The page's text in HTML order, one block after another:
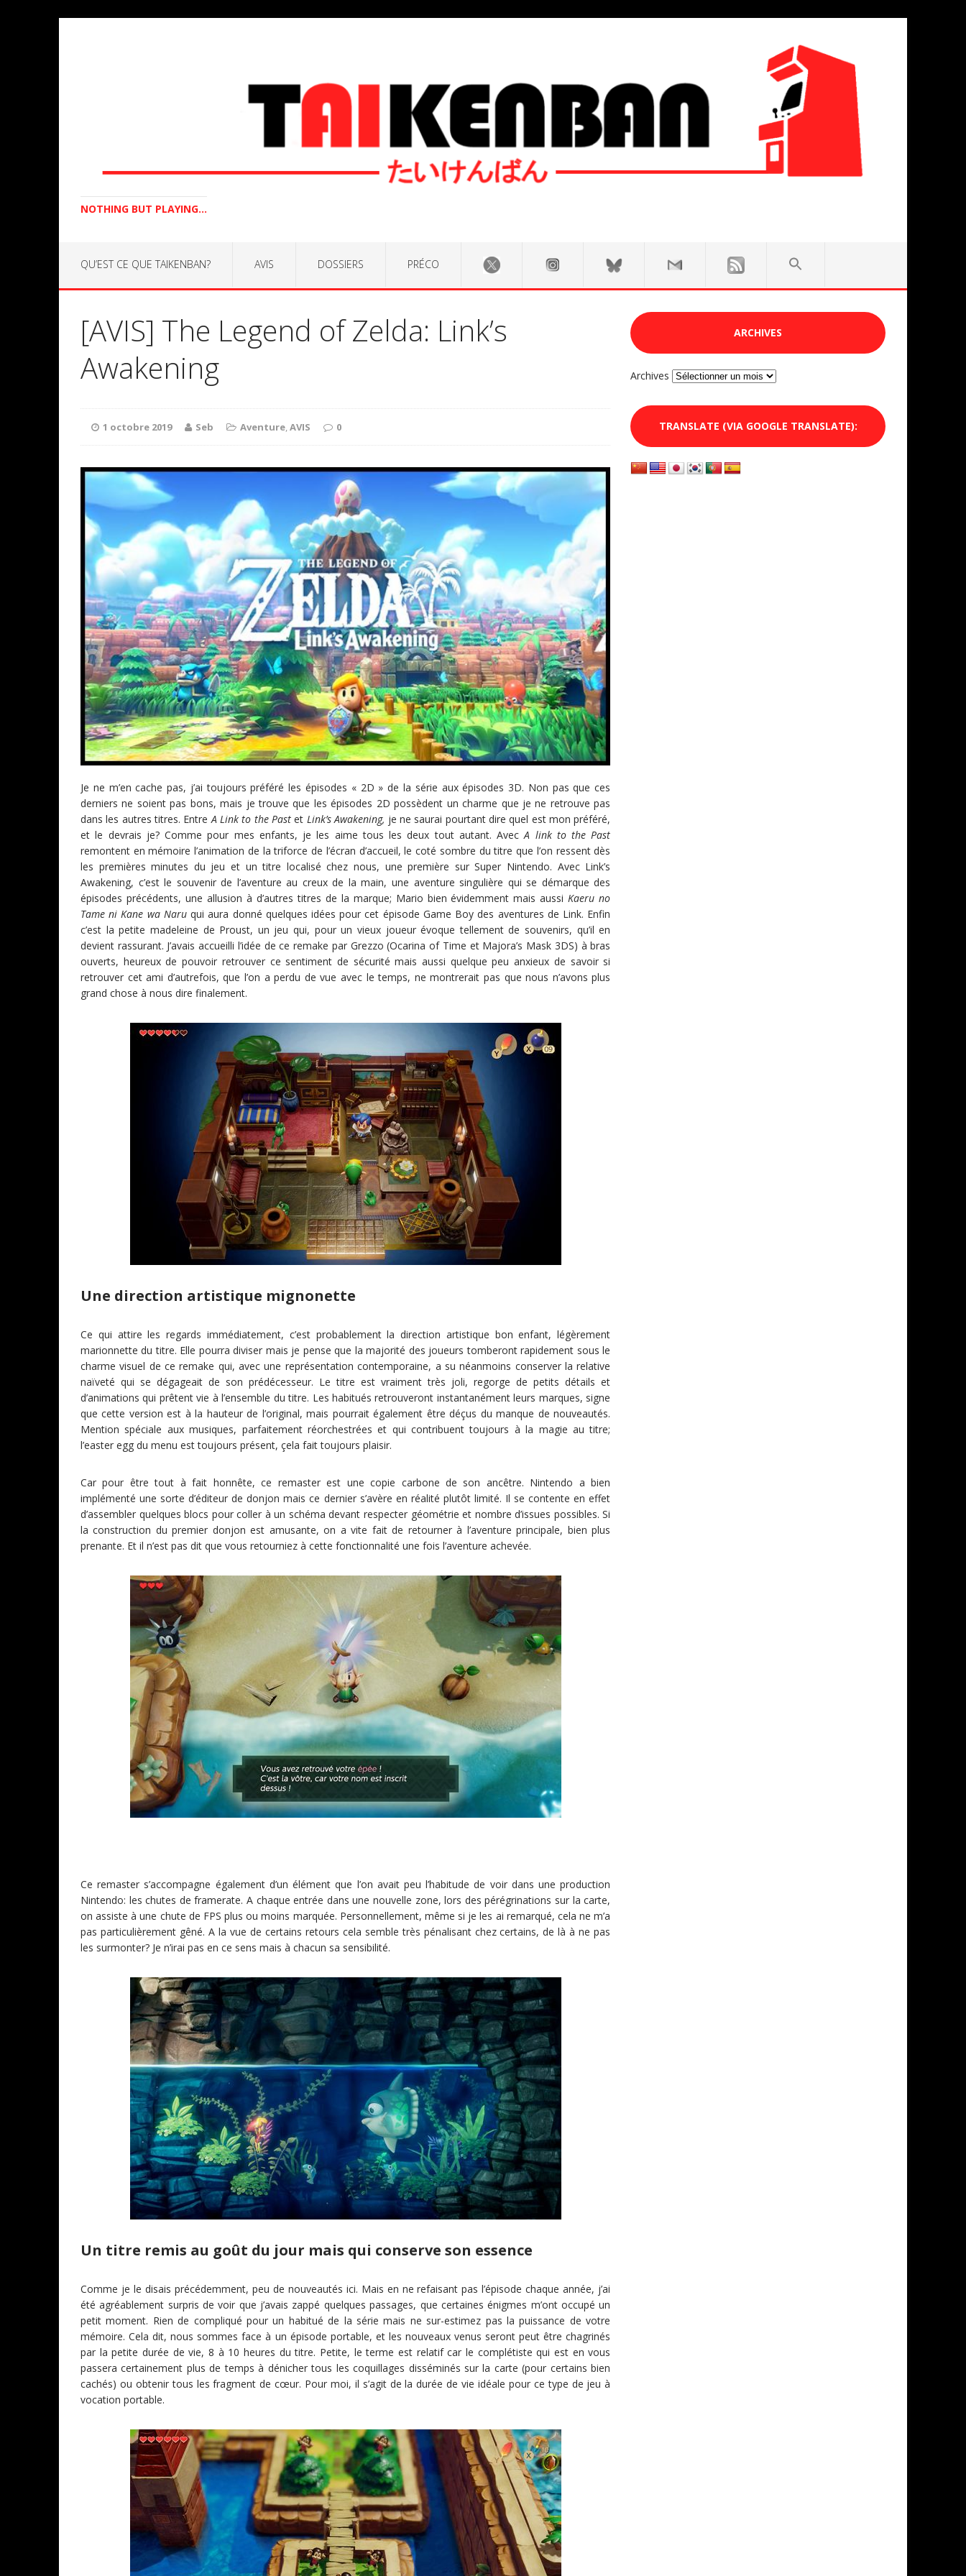
NOTHING BUT PLAYING...
QU’EST CE QUE TAIKENBAN? AVIS DOSSIERS PRÉCO
[AVIS] The Legend of Zelda: Link’s
Awakening
1 octobre 2019 Seb Aventure,AVIS 0
Je ne m’en cache pas, j’ai toujours préféré les épisodes « 2D » de la série aux épisodes 3D. Non pas que ces
derniers ne soient pas bons, mais je trouve que les épisodes 2D possèdent un charme que je ne retrouve pas
dans les autres titres. EntreA Link to the Past et Link’s Awakening, je ne saurai pourtant dire quel est mon préféré,
et le devrais je? Comme pour mes enfants, je les aime tous les deux tout autant. AvecA link to the Past
remontent en mémoire l’animation de la triforce de l’écran d’accueil, le coté sombre du titre que l’on ressent dès
les premières minutes du jeu et un titre localisé chez nous, une première sur Super Nintendo. Avec Link’s
Awakening, c’est le souvenir de l’aventure au creux de la main, une aventure singulière qui se démarque des
épisodes précédents, une allusion à d’autres titres de la marque; Mario bien évidemment mais aussiKaeru no
Tame ni Kane wa Naruqui aura donné quelques idées pour cet épisode Game Boy des aventures de Link. Enfin
c’est la petite madeleine de Proust, un jeu qui, pour un vieux joueur évoque tellement de souvenirs, qu’il en
devient rassurant. J’avais accueilli l’idée de ce remake par Grezzo (Ocarina of Time et Majora’s Mask 3DS) à bras
ouverts, heureux de pouvoir retrouver ce sentiment de sécurité mais aussi quelque peu anxieux de savoir si
retrouver cet ami d’autrefois, que l’on a perdu de vue avec le temps, ne montrerait pas que nous n’avons plus
grand chose à nous dire finalement.
Une direction artistique mignonette
Ce qui attire les regards immédiatement, c’est probablement la direction artistique bon enfant, légèrement
marionnette du titre. Elle pourra diviser mais je pense que la majorité des joueurs tomberont rapidement sous le
charme visuel de ce remake qui, avec une représentation contemporaine, a su néanmoins conserver la relative
naïveté qui se dégageait de son prédécesseur. Le titre est vraiment très joli, regorge de petits détails et
d’animations qui prêtent vie à l’ensemble du titre. Les habitués retrouveront instantanément leurs marques, signe
que cette version est à la hauteur de l’original, mais pourrait également être déçus du manque de nouveautés.
Mention spéciale aux musiques, parfaitement réorchestrées et qui contribuent toujours à la magie au titre;
l’easter egg du menu est toujours présent, çela fait toujours plaisir.
Car pour être tout à fait honnête, ce remaster est une copie carbone de son ancêtre. Nintendo a bien
implémenté une sorte d’éditeur de donjon mais ce dernier s’avère en réalité plutôt limité. Il se contente en effet
d’assembler quelques blocs pour coller à un schéma devant respecter géométrie et nombre d’issues possibles. Si
la construction du premier donjon est amusante, on a vite fait de retourner à l’aventure principale, bien plus
prenante. Et il n’est pas dit que vous retourniez à cette fonctionnalité une fois l’aventure achevée.
Ce remaster s’accompagne également d’un élément que l’on avait peu l’habitude de voir dans une production
Nintendo: les chutes de framerate. A chaque entrée dans une nouvelle zone, lors des pérégrinations sur la carte,
on assiste à une chute de FPS plus ou moins marquée. Personnellement, même si je les ai remarqué, cela ne m’a
pas particulièrement gêné. A la vue de certains retours cela semble très pénalisant chez certains, de là à ne pas
les surmonter? Je n’irai pas en ce sens mais à chacun sa sensibilité.
Un titre remis au goût du jour mais qui conserve son essence
Comme je le disais précédemment, peu de nouveautés ici. Mais en ne refaisant pas l’épisode chaque année, j’ai
été agréablement surpris de voir que j’avais zappé quelques passages, que certaines énigmes m’ont occupé un
petit moment. Rien de compliqué pour un habitué de la série mais ne sur-estimez pas la puissance de votre
mémoire. Cela dit, nous sommes face à un épisode portable, et les nouveaux venus seront peut être chagrinés
par la petite durée de vie, 8 à 10 heures du titre. Petite, le terme est relatif car le complétiste qui est en vous
passera certainement plus de temps à dénicher tous les coquillages disséminés sur la carte (pour certains bien
cachés) ou obtenir tous les fragment de cœur. Pour moi, il s’agit de la durée de vie idéale pour ce type de jeu à
vocation portable.
ARCHIVES
Archives
TRANSLATE (VIA GOOGLE TRANSLATE):